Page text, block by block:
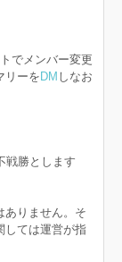
でメンバー変更
リーを DM しなお
戦勝とします
ありません。そ
しては運営が指